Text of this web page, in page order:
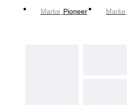
Marke Pioneer Marke